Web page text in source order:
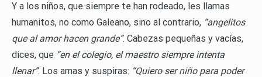
Y a los niños, que siempre te han rodeado, les llamas
humanitos, no como Galeano, sino al contrario, “angelitos
que al amor hacen grande”. Cabezas pequeñas y vacías,
dices, que “en el colegio, el maestro siempre intenta
llenar”. Los amas y suspiras: “Quiero ser niño para poder